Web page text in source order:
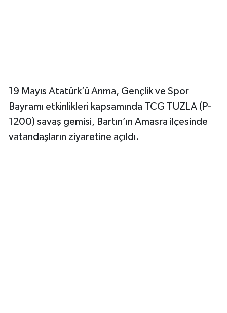
19 Mayıs Atatürk’ü Anma, Gençlik ve Spor
Bayramı etkinlikleri kapsamında TCG TUZLA (P-
1200) savaş gemisi, Bartın’ın Amasra ilçesinde
vatandaşların ziyaretine açıldı.